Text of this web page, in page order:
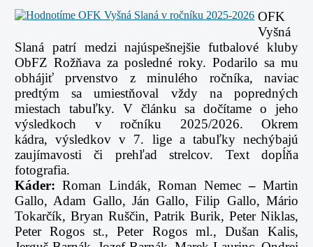
OFK
Vyšná
Slaná patrí medzi najúspešnejšie futbalové kluby
ObFZ Rožňava za posledné roky. Podarilo sa mu
obhájiť prvenstvo z minulého ročníka, naviac
predtým sa umiestňoval vždy na popredných
miestach tabuľky. V článku sa dočítame o jeho
výsledkoch v ročníku 2025/2026. Okrem
kádra, výsledkov v 7. lige a tabuľky nechýbajú
zaujímavosti či prehľad strelcov. Text dopĺňa
fotografia.
Káder:Roman Lindák, Roman Nemec –Martin
Gallo, Adam Gallo, Ján Gallo, Filip Gallo, Mário
Tokarčík, Bryan Ruščin, Patrik Burik, Peter Niklas,
Peter Rogos st., Peter Rogos ml., Dušan Kalis,